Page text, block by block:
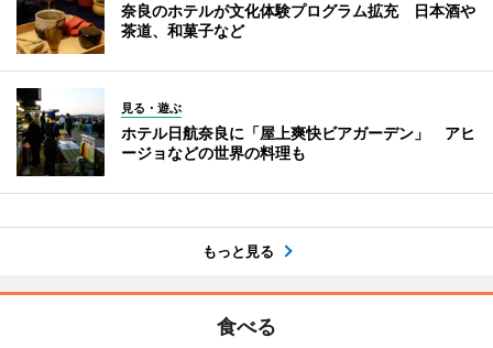
奈良のホテルが文化体験プログラム拡充 日本酒や
茶道、和菓子など
見る・遊ぶ
ホテル日航奈良に「屋上爽快ビアガーデン」 アヒ
ージョなどの世界の料理も
もっと見る
食べる